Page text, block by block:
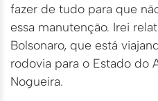
fazer de tudo para que
essa manutenção. Irei
Bolsonaro, que está
rodovia para o Estado do
Nogueira.